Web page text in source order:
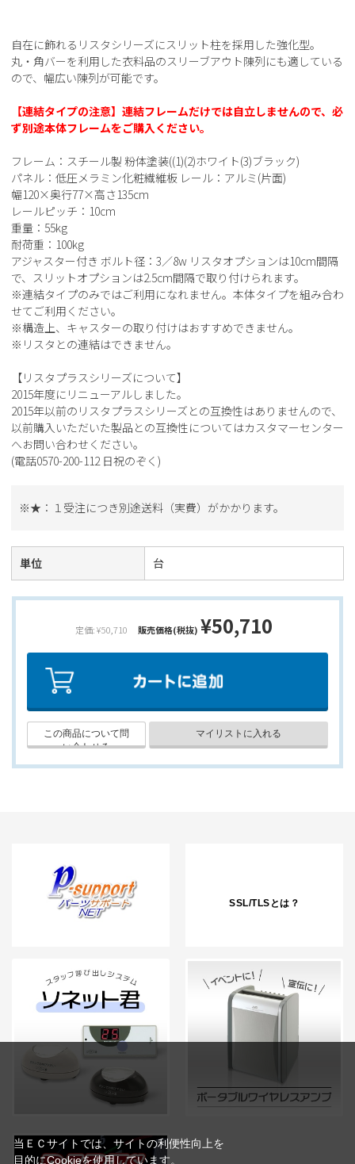
自在に飾れるリスタシリーズにスリット柱を採用した強化型。
丸・角バーを利用した衣料品のスリーブアウト陳列にも適している
ので、幅広い陳列が可能です。
【連結タイプの注意】連結フレームだけでは自立しませんので、必
ず別途本体フレームをご購入ください。
フレーム：スチール製 粉体塗装((1)(2)ホワイト(3)ブラック)
パネル：低圧メラミン化粧繊維板 レール：アルミ(片面)
幅120×奥行77×高さ135cm
レールピッチ：10cm
重量：55kg
耐荷重：100kg
アジャスター付き ボルト径：3／8w リスタオプションは10cm間隔
で、スリットオプションは2.5cm間隔で取り付けられます。
※連結タイプのみではご利用になれません。本体タイプを組み合わ
せてご利用ください。
※構造上、キャスターの取り付けはおすすめできません。
※リスタとの連結はできません。
【リスタプラスシリーズについて】
2015年度にリニューアルしました。
2015年以前のリスタプラスシリーズとの互換性はありませんので、
以前購入いただいた製品との互換性についてはカスタマーセンター
へお問い合わせください。
(電話0570-200-112 日祝のぞく)
※★：１受注につき別途送料（実費）がかかります。
単位 台
定価: ¥50,710 販売価格(税抜) ¥50,710
SSL/TLSとは？
当ＥＣサイトでは、サイトの利便性向上を
目的にCookieを使用しています。